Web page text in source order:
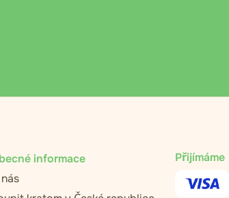
informace
Přijímáme